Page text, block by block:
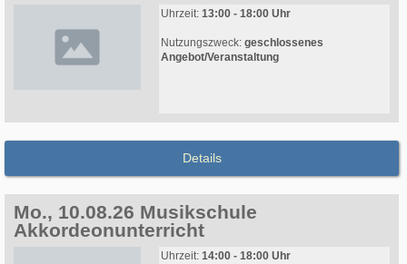
Uhrzeit: 13:00 - 18:00 Uhr
Nutzungszweck: geschlossenes
Angebot/Veranstaltung
Details
Mo., 10.08.26 Musikschule
Akkordeonunterricht
Uhrzeit: 14:00 - 18:00 Uhr